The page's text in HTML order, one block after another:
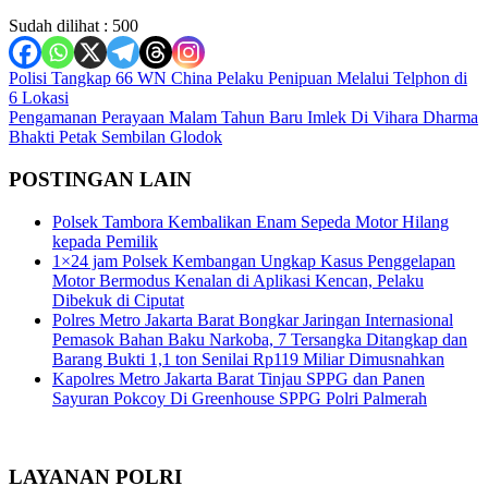
Sudah dilihat : 500
Navigasi
pos
Polisi Tangkap 66 WN China Pelaku Penipuan Melalui Telphon di
6 Lokasi
Pengamanan Perayaan Malam Tahun Baru Imlek Di Vihara Dharma
Bhakti Petak Sembilan Glodok
POSTINGAN LAIN
Polsek Tambora Kembalikan Enam Sepeda Motor Hilang
kepada Pemilik
1×24 jam Polsek Kembangan Ungkap Kasus Penggelapan
Motor Bermodus Kenalan di Aplikasi Kencan, Pelaku
Dibekuk di Ciputat
Polres Metro Jakarta Barat Bongkar Jaringan Internasional
Pemasok Bahan Baku Narkoba, 7 Tersangka Ditangkap dan
Barang Bukti 1,1 ton Senilai Rp119 Miliar Dimusnahkan
Kapolres Metro Jakarta Barat Tinjau SPPG dan Panen
Sayuran Pokcoy Di Greenhouse SPPG Polri Palmerah
LAYANAN POLRI